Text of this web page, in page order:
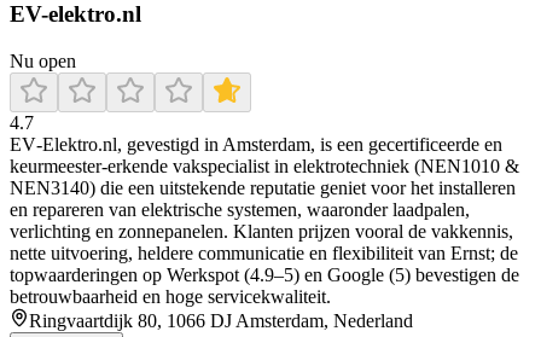
EV-elektro.nl
Nu open
4.7
EV‑Elektro.nl, gevestigd in Amsterdam, is een gecertificeerde en
keurmeester‑erkende vakspecialist in elektrotechniek (NEN1010 &
NEN3140) die een uitstekende reputatie geniet voor het installeren
en repareren van elektrische systemen, waaronder laadpalen,
verlichting en zonnepanelen. Klanten prijzen vooral de vakkennis,
nette uitvoering, heldere communicatie en flexibiliteit van Ernst; de
topwaarderingen op Werkspot (4.9–5) en Google (5) bevestigen de
betrouwbaarheid en hoge servicekwaliteit.
Ringvaartdijk 80, 1066 DJ Amsterdam, Nederland